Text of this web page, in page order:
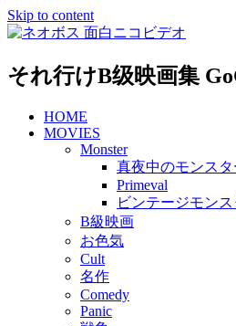
Skip to content
それ行けB级映画集
HOME
MOVIES
Monster
真夜中のモンス
Primeval
ビンテージモンス
B級映画
お色気
Cult
名作
Comedy
Panic